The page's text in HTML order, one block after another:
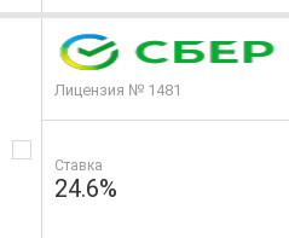
Лицензия № 1481
Ставка
24.6%